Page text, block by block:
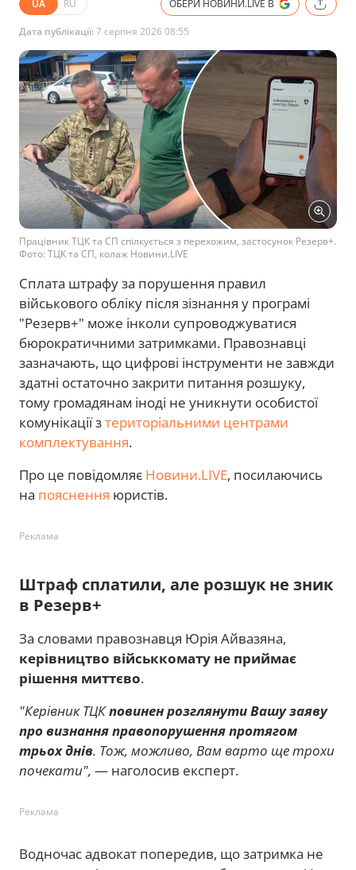
UA RU ОБЕРИ НОВИНИ.LIVE В
Дата публікації:7 серпня 2026 08:55
Працівник ТЦК та СП спілкується з перехожим, застосунок Резерв+.
Фото: ТЦК та СП, колаж Новини.LIVE
Сплата штрафу за порушення правил
військового обліку після зізнання у програмі
"Резерв+" може інколи супроводжуватися
бюрократичними затримками. Правознавці
зазначають, що цифрові інструменти не завжди
здатні остаточно закрити питання розшуку,
тому громадянам іноді не уникнути особистої
комунікації зтериторіальними центрами
комплектування.
Про це повідомляє Новини.LIVE, посилаючись
на пояснення юристів.
Реклама
Штраф сплатили, але розшук не зник
в Резерв+
За словами правознавця Юрія Айвазяна,
керівництво військкомату не приймає
рішення миттєво.
"Керівник ТЦКповинен розглянути Вашу заяву
про визнання правопорушення протягом
трьох днів. Тож, можливо, Вам варто ще трохи
почекати", — наголосив експерт.
Реклама
Водночас адвокат попередив, що затримка не